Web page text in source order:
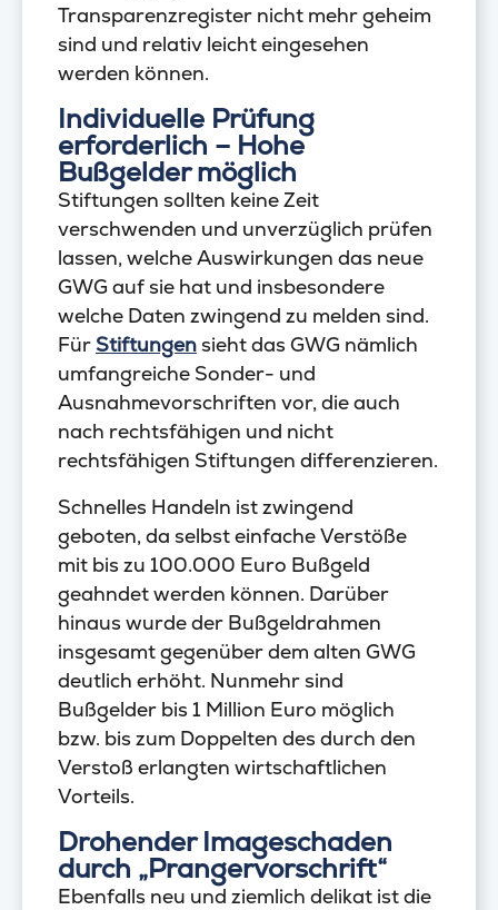
Transparenzregister nicht mehr geheim
sind und relativ leicht eingesehen
werden können.
Individuelle Prüfung
erforderlich – Hohe
Bußgelder möglich
Stiftungen sollten keine Zeit
verschwenden und unverzüglich prüfen
lassen, welche Auswirkungen das neue
GWG auf sie hat und insbesondere
welche Daten zwingend zu melden sind.
FürStiftungensieht das GWG nämlich
umfangreiche Sonder- und
Ausnahmevorschriften vor, die auch
nach rechtsfähigen und nicht
rechtsfähigen Stiftungen differenzieren.
Schnelles Handeln ist zwingend
geboten, da selbst einfache Verstöße
mit bis zu 100.000 Euro Bußgeld
geahndet werden können. Darüber
hinaus wurde der Bußgeldrahmen
insgesamt gegenüber dem alten GWG
deutlich erhöht. Nunmehr sind
Bußgelder bis 1 Million Euro möglich
bzw. bis zum Doppelten des durch den
Verstoß erlangten wirtschaftlichen
Vorteils.
Drohender Imageschaden
durch „Prangervorschrift“
Ebenfalls neu und ziemlich delikat ist die